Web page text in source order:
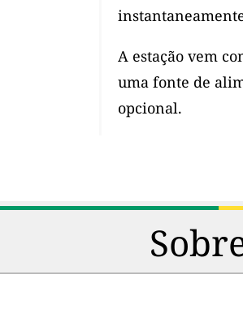
A estação vem
uma fonte de
opcional.